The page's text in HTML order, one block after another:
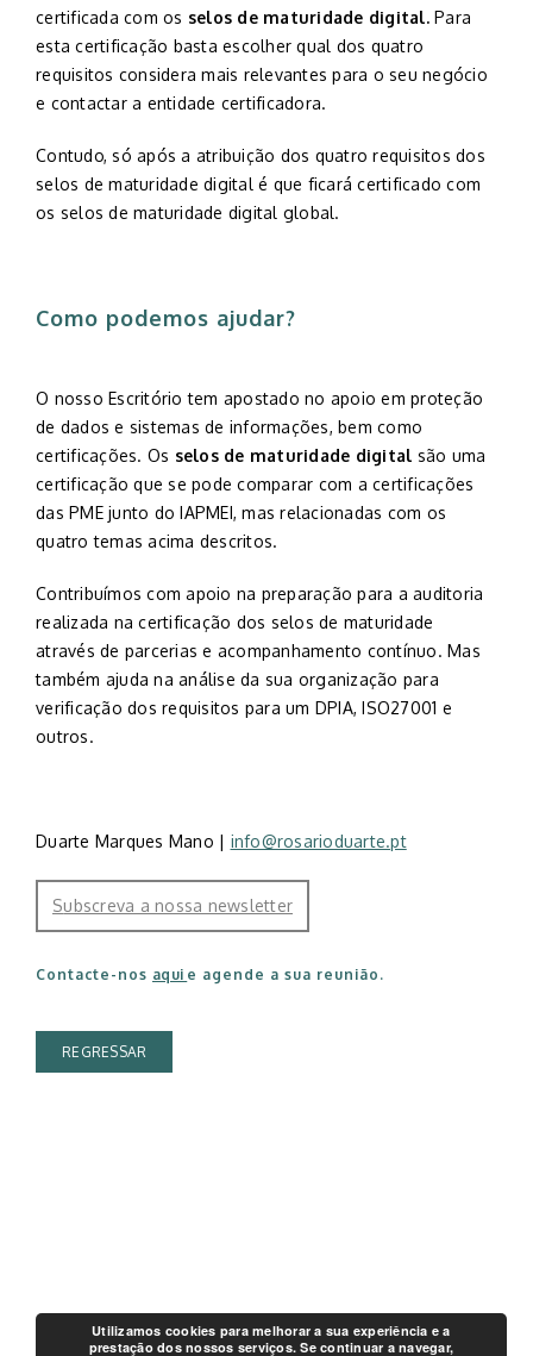
certificada com os selos de maturidade digital.Para
esta certificação basta escolher qual dos quatro
requisitos considera mais relevantes para o seu negócio
e contactar a entidade certificadora.
Contudo, só após a atribuição dos quatro requisitos dos
selos de maturidade digital é que ficará certificado com
os selos de maturidade digital global.
Como podemos ajudar?
O nosso Escritório tem apostado no apoio em proteção
de dados e sistemas de informações, bem como
certificações. Os selos de maturidade digital são uma
certificação que se pode comparar com a certificações
das PME junto do IAPMEI, mas relacionadas com os
quatro temas acima descritos.
Contribuímos com apoio na preparação para a auditoria
realizada na certificação dos selos de maturidade
através de parcerias e acompanhamento contínuo. Mas
também ajuda na análise da sua organização para
verificação dos requisitos para um DPIA, ISO27001 e
outros.
Duarte Marques Mano | info@rosarioduarte.pt
Subscreva a nossa newsletter
Contacte-nos aqui e agende a sua reunião.
REGRESSAR
Utilizamos cookies para melhorar a sua experiência e a
prestação dos nossos serviços. Se continuar a navegar,